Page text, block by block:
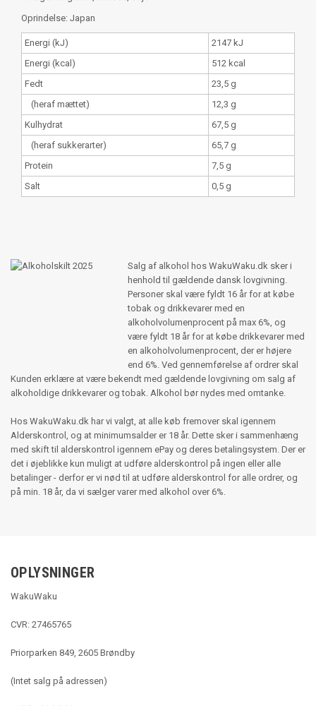
Oprindelse: Japan
Energi (kJ)
2147 kJ
Energi (kcal)
512 kcal
Fedt
23,5 g
(heraf mættet)
12,3 g
Kulhydrat
67,5 g
(heraf sukkerarter)
65,7 g
Protein
7,5 g
Salt
0,5 g
Salg af alkohol hos WakuWaku.dk sker i
henhold til gældende dansk lovgivning.
Personer skal være fyldt 16 år for at købe
tobak og drikkevarer med en
alkoholvolumenprocent på max 6%, og
være fyldt 18 år for at købe drikkevarer med
en alkoholvolumenprocent, der er højere
end 6%. Ved gennemførelse af ordrer skal
Kunden erklære at være bekendt med gældende lovgivning om salg af
alkoholdige drikkevarer og tobak. Alkohol bør nydes med omtanke.
Hos WakuWaku.dk har vi valgt, at alle køb fremover skal igennem
Alderskontrol, og at minimumsalder er 18 år. Dette sker i sammenhæng
med skift til alderskontrol igennem ePay og deres betalingsystem. Der er
det i øjeblikke kun muligt at udføre alderskontrol på ingen eller alle
betalinger - derfor er vi nød til at udføre alderskontrol for alle ordrer, og
på min. 18 år, da vi sælger varer med alkohol over 6%.
OPLYSNINGER
WakuWaku
CVR: 27465765
Priorparken 849, 2605 Brøndby
(Intet salg på adressen)